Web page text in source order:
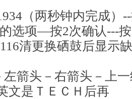
（两秒钟内完成
选项—按2次确认---
清更换硒鼓后显示
左箭头－右箭头－上
文是ＴＥＣＨ后再